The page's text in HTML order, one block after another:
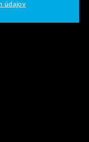
údajov